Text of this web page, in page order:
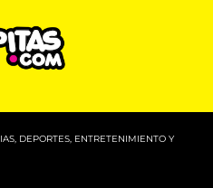
DEPORTES, ENTRETENIMIENTO Y